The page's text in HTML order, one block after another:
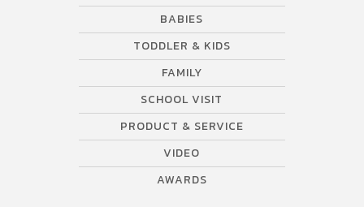
BABIES
TODDLER & KIDS
FAMILY
SCHOOL VISIT
PRODUCT & SERVICE
VIDEO
AWARDS